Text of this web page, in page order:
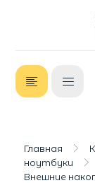
Главная
ноутбуки
Внешние